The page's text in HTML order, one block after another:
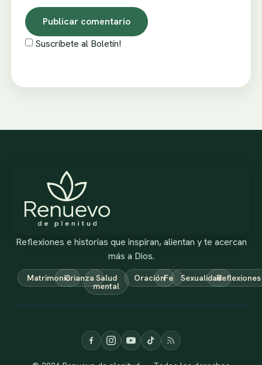
Suscríbete al Boletín!
Reflexiones e historias que inspiran, alientan y te acercan
más a Dios.
MatrimonioCrianza Salud
mental
OraciónFe SexualidadReflexiones